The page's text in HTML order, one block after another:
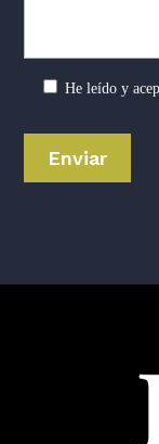
He leído y